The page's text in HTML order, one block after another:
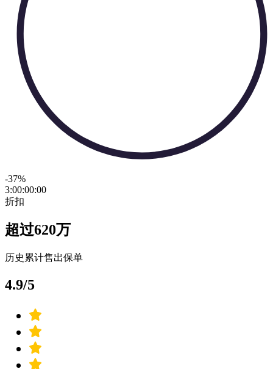
-37%
3:00:00:00
折扣
超过620万
历史累计售出保单
4.9/5